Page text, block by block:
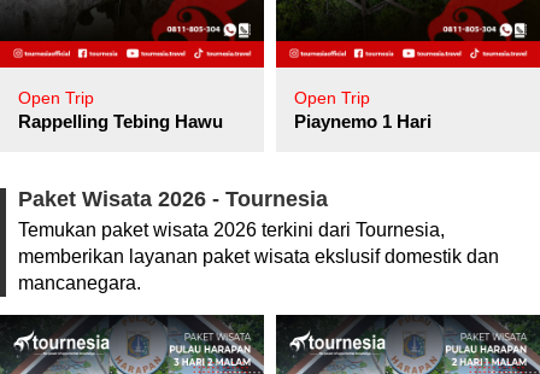
Open Trip
Rappelling Tebing Hawu
Open Trip
Piaynemo 1 Hari
Paket Wisata 2026 - Tournesia
Temukan paket wisata 2026 terkini dari Tournesia,
memberikan layanan paket wisata ekslusif domestik dan
mancanegara.